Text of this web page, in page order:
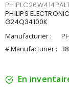
PHILIPS
G24Q34100K
Manufacturier :
# Manufacturier :
En